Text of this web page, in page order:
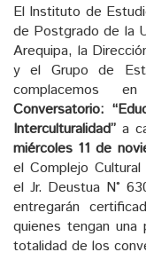
El Instituto de
de Postgrado de la
Arequipa, la
y el Grupo de
complacemos
Conversatorio:
Interculturalidad” a
miércoles 11 de
el Complejo Cultural
el Jr. Deustua N°
entregarán
quienes tengan
totalidad de los